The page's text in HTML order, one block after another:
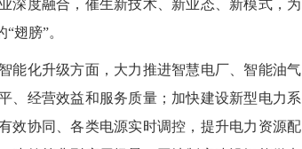
度融合，催生新技术、新业态、新模式，为
翅膀”。
化升级方面，大力推进智慧电厂、智能油气
、经营效益和服务质量；加快建设新型电力系
效协同、各类电源实时调控，提升电力资源配